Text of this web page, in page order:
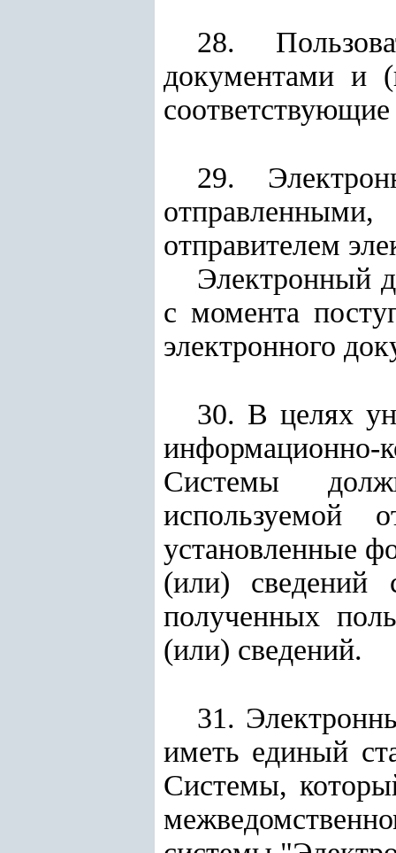
28.
документами и
соответствующие
29.
отправителем
Электронный
с момента
электронного
30. В целях
Системы
используемой
установленные
(или) сведений
полученных
(или) сведений.
31.
иметь единый
Системы,